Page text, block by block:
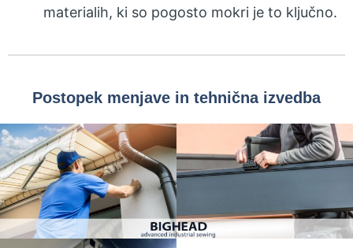
materialih, ki so pogosto mokri je to ključno.
Postopek menjave in tehnična izvedba